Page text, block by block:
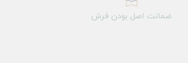
ضمانت اصل بودن فرش